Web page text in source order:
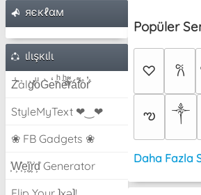
яєкℓαм
ιlιşкιlι
Z̾̽ảlg̀͐ͭ̽oͧG̀e̒̃nͪȅͪͫ̏̐r͌̑á͑t͌̑͛o̊r̓̐
StyleMyText ❤‿❤
❀ FB Gadgets ❀
͕͗W͕͕͗͗e͕͕͗͗i͕͕͗͗r͕͗d͕͗ Generator
Popüler
♡ 𐙚
ఌ ༒︎
Daha Fazla